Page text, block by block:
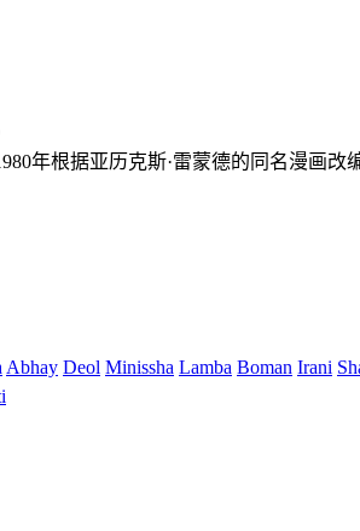
年根据亚历克斯·雷蒙德的同名漫画
Abhay Deol Minissha Lamba Boman Irani